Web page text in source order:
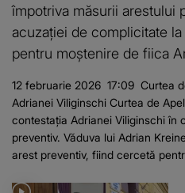
împotriva măsurii arestului
acuzației de complicitate
pentru moștenire de fiica
12 februarie 2026 17:09 Curtea
Adrianei Viliginschi Curtea de
contestația Adrianei Viliginschi în
preventiv. Văduva lui Adrian
arest preventiv, fiind cercetă